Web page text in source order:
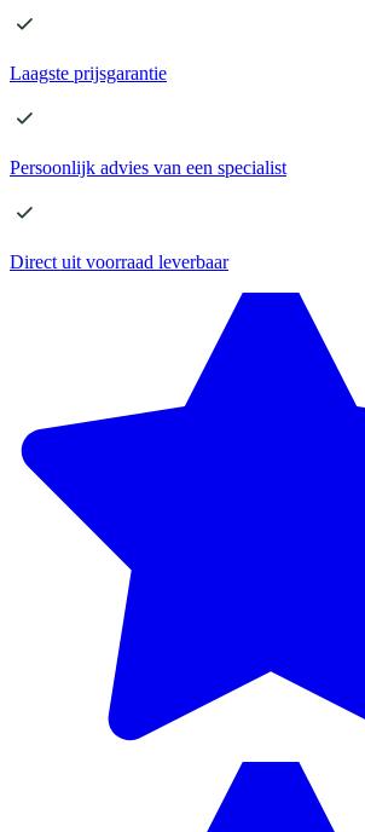
Laagste prijsgarantie
Persoonlijk advies van een specialist
Direct uit voorraad leverbaar